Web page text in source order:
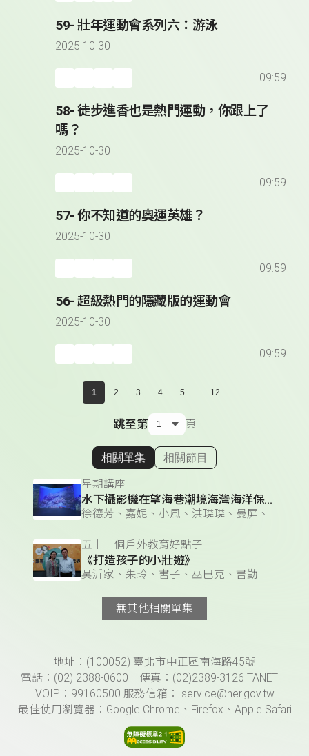
59- 壯年運動會系列六：游泳
2025-10-30
09:59
58- 徒步進香也是熱門運動，你跟上了
嗎？
2025-10-30
09:59
57- 你不知道的奧運英雄？
2025-10-30
09:59
56- 超級熱門的隱藏版的運動會
2025-10-30
09:59
1 2 3 4 5 ... 12
跳至第 頁
顯示相關單集
相關單集 相關節目
星期講座
水下攝影機在望海巷潮境海灣海洋保育區的應用
徐德芳、嘉妮、小風、洪璘璘、曼屏、莊妤萱 & 徐德芳、小風、洪璘璘、曼屏、莊妤萱、雅柏（黃柏諺）
五十二個戶外教育好點子
《打造孩子的小壯遊》
吳沂家、朱玲、書子、巫巴克、書勤
無其他相關單集
頁尾資訊地址：(100052) 臺北市中正區南海路45號
電話：(02) 2388-0600 傳真：(02)2389-3126 TANET
VOIP：99160500 服務信箱： service@ner.gov.tw
最佳使用瀏覽器：Google Chrome、Firefox、Apple Safari